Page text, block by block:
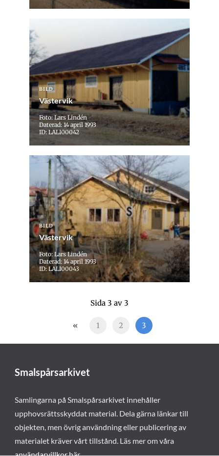
BILD
Västervik
Foto: Lars Lindén
Daterad: 14 april 1993
ID: LALI00042
BILD
Västervik
Foto: Lars Lindén
Daterad: 14 april 1993
ID: LALI00043
Sida 3 av 3
« 1 2 3
Smalspårsarkivet
Samlingarna på Smalspårsarkivet innehåller
upphovsrättsskyddat material. Dela gärna länkar till
objekten, men övrig användning eller publicering av
materialet kräver vårt tillstånd. Läs mer om våra